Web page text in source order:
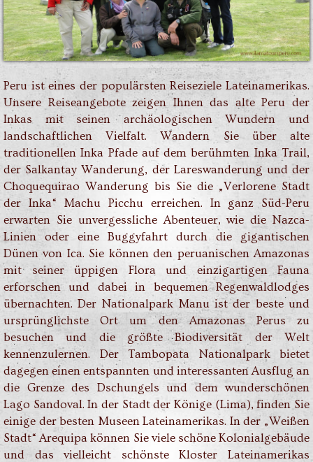
Peru ist eines der populärsten Reiseziele Lateinamerikas.
Unsere Reiseangebote zeigen Ihnen das alte Peru der
Inkas mit seinen archäologischen Wundern und
landschaftlichen Vielfalt. Wandern Sie über alte
traditionellen Inka Pfade auf dem berühmten Inka Trail,
der Salkantay Wanderung, der Lareswanderung und der
Choquequirao Wanderung bis Sie die „Verlorene Stadt
der Inka“ Machu Picchu erreichen. In ganz Süd-Peru
erwarten Sie unvergessliche Abenteuer, wie die Nazca-
Linien oder eine Buggyfahrt durch die gigantischen
Dünen von Ica. Sie können den peruanischen Amazonas
mit seiner üppigen Flora und einzigartigen Fauna
erforschen und dabei in bequemen Regenwaldlodges
übernachten. Der Nationalpark Manu ist der beste und
ursprünglichste Ort um den Amazonas Perus zu
besuchen und die größte Biodiversität der Welt
kennenzulernen. Der Tambopata Nationalpark bietet
dagegen einen entspannten und interessanten Ausflug an
die Grenze des Dschungels und dem wunderschönen
Lago Sandoval. In der Stadt der Könige (Lima), finden Sie
einige der besten Museen Lateinamerikas. In der „Weißen
Stadt“ Arequipa können Sie viele schöne Kolonialgebäude
und das vielleicht schönste Kloster Lateinamerikas